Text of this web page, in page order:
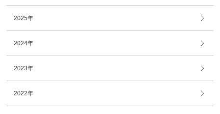
2025年
2024年
2023年
2022年